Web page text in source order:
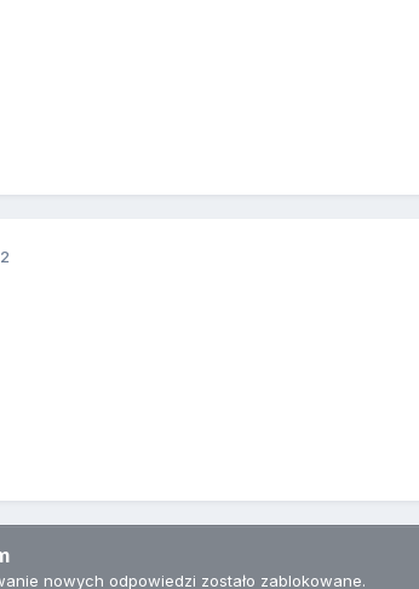
nowych odpowiedzi zostało zablokowane.